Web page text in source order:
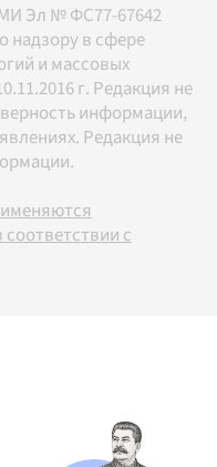
Эл № ФС77-67642
надзору в сфере
и массовых
г. Редакция не
информации,
Редакция не
с